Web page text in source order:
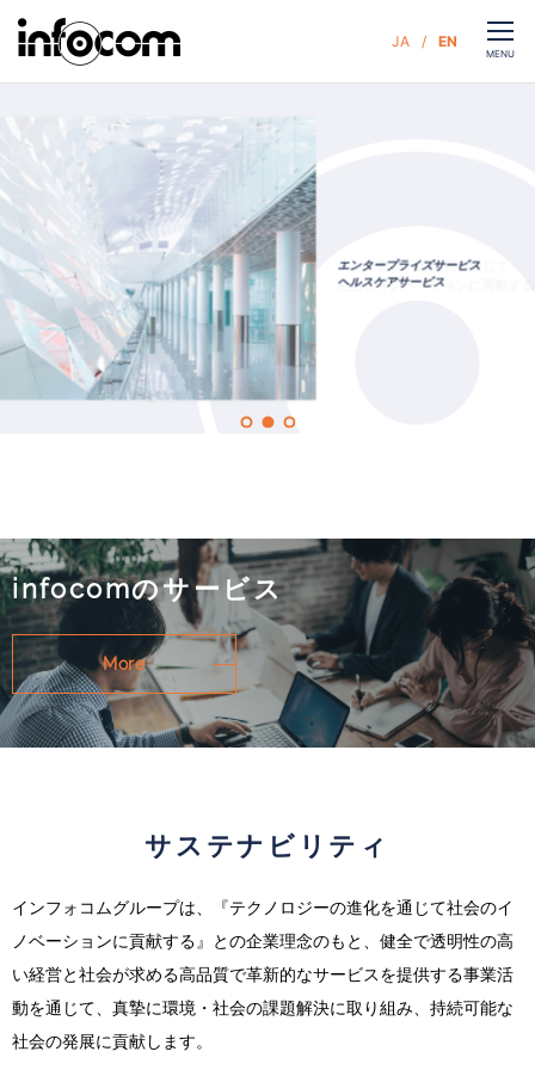
CLOSE
MENU
infocomのサービス
More
サステナビリティ
インフォコムグループは、『テクノロジーの進化を通じて社会のイ
ノベーションに貢献する』との企業理念のもと、健全で透明性の高
い経営と社会が求める高品質で革新的なサービスを提供する事業活
動を通じて、真摯に環境・社会の課題解決に取り組み、持続可能な
社会の発展に貢献します。
JA EN
サービス
企業情報
サステナビリティ
ニュース
テクノロジーの進化を通じて
社会のイノベーションに貢献す
エンタープライズサービス
ヘルスケアサービス
MVV Special site